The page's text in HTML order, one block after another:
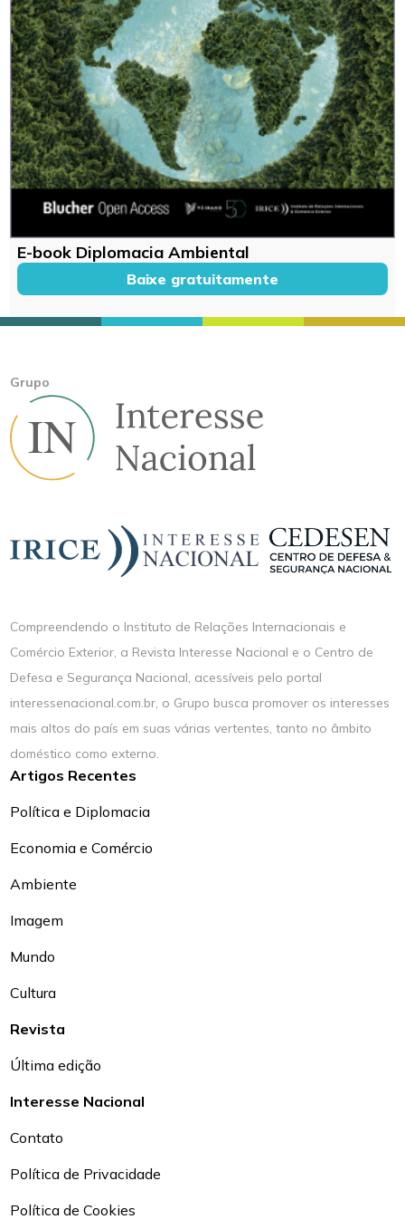
E-book Diplomacia Ambiental
Baixe gratuitamente
Grupo
Compreendendo o Instituto de Relações Internacionais e
Comércio Exterior, a Revista Interesse Nacional e o Centro de
Defesa e Segurança Nacional, acessíveis pelo portal
interessenacional.com.br, o Grupo busca promover os interesses
mais altos do país em suas várias vertentes, tanto no âmbito
doméstico como externo.
Artigos Recentes
Política e Diplomacia
Economia e Comércio
Ambiente
Imagem
Mundo
Cultura
Revista
Última edição
Interesse Nacional
Contato
Política de Privacidade
Política de Cookies